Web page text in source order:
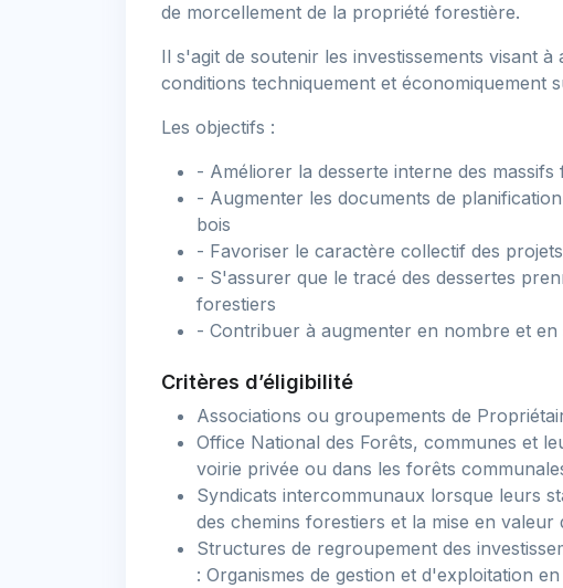
de morcellement de la propriété forestière.
Il s'agit de soutenir les investissements visant
conditions techniquement et économiquement
Les objectifs :
- Améliorer la desserte interne des massifs
- Augmenter les documents de
bois
- Favoriser le caractère collectif des
- S'assurer que le tracé des dessertes
forestiers
- Contribuer à augmenter en nombre et
Critères d’éligibilité
Associations ou groupements de
Office National des Forêts, communes et
voirie privée ou dans les forêts
Syndicats intercommunaux lorsque leurs
des chemins forestiers et la mise en valeur
Structures de regroupement des
: Organismes de gestion et d'exploitation